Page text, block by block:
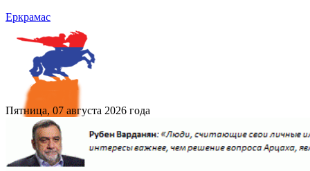
Еркрамас
Пятница, 07 августа 2026 года